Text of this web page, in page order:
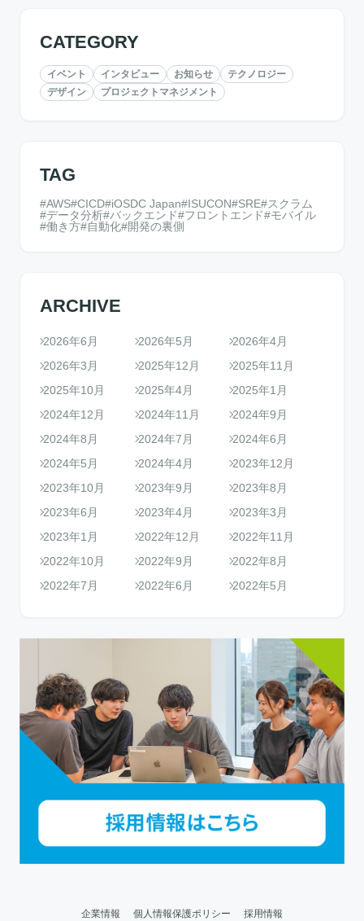
CATEGORY
イベント インタビュー お知らせ
テクノロジー
デザイン
プロジェクトマネジメント
TAG
AWS CICD iOSDC Japan ISUCON SRE
スクラム
データ分析 バックエンド フロントエンド
モバイル
働き方
自動化 開発の裏側
ARCHIVE
2026年6月 2026年5月
2026年4月
2026年3月
2025年12月
2025年11月
2025年10月
2025年4月
2025年1月
2024年12月
2024年11月
2024年9月
2024年8月
2024年7月
2024年6月
2024年5月
2024年4月
2023年12月
2023年10月
2023年9月
2023年8月
2023年6月
2023年4月
2023年3月
2023年1月
2022年12月
2022年11月
2022年10月
2022年9月
2022年8月
2022年7月
2022年6月 2022年5月
企業情報 個人情報保護ポリシー 採用情報